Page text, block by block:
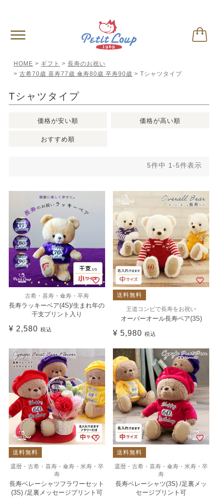
HOME ギフト
長寿のお祝い
古希70歳 喜寿77歳 傘寿80歳 卒寿90歳
Tシャツタイプ
Tシャツタイプ
価格が安い順 価格が高い順
おすすめ順
5件中 1-5件表示
古希・喜寿・傘寿・卒寿
長寿ラッキーベア(4S)/生まれ年の
干支プリント入り
¥ 2,580 税込
送料無料
王道コンビで長寿をお祝い
オーバーオール長寿ベア(3S)
¥ 5,980 税込
送料無料
還暦・古希・喜寿・傘寿・米寿・卒
寿
長寿ベレーシャツフラワーセット
(3S) /足裏メッセージプリント可
送料無料
還暦・古希・喜寿・傘寿・米寿・卒
寿
長寿ベレーシャツ(3S) /足裏メッ
セージプリント可